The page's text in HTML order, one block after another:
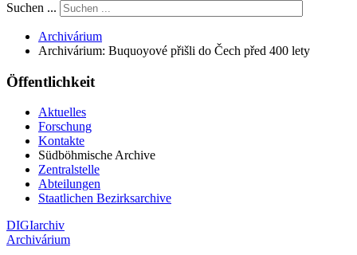
Suchen ...
Archivárium
Archivárium: Buquoyové přišli do Čech před 400 lety
Öffentlichkeit
Aktuelles
Forschung
Kontakte
Südböhmische Archive
Zentralstelle
Abteilungen
Staatlichen Bezirksarchive
DIGIarchiv
Archivárium